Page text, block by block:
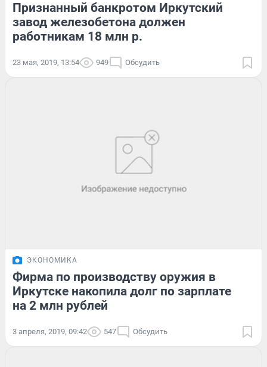
Признанный банкротом Иркутский
завод железобетона должен
работникам 18 млн р.
23 мая, 2019, 13:54 949 Обсудить
ЭКОНОМИКА
Фирма по производству оружия в
Иркутске накопила долг по зарплате
на 2 млн рублей
3 апреля, 2019, 09:42 547 Обсудить